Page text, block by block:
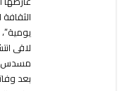
لاقى
مسدس”،
بعد